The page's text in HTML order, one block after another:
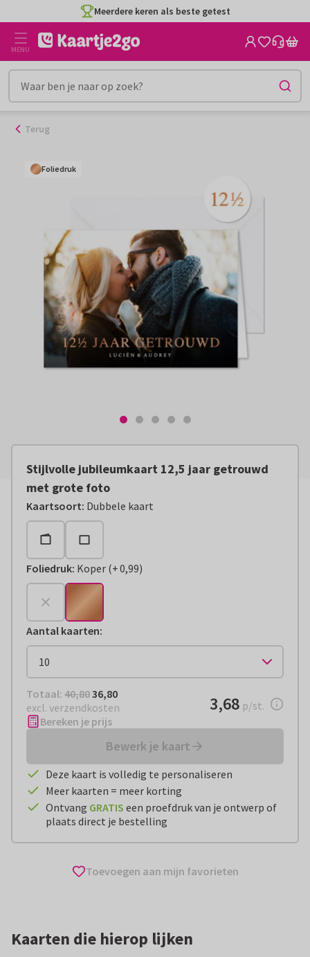
naar
inhoud
Meerdere keren als beste getest
MENU
Terug
Foliedruk
Foliedruk
Foliedruk
Foliedruk
Foliedruk
Stijlvolle jubileumkaart 12,5 jaar getrouwd
met grote foto
Kaartsoort: Dubbele kaart
Foliedruk: Koper (
+€ 0,99
+0,99)
Aantal kaarten:
Totaal: € 36,80
Totaal: 40,8036,80
excl. verzendkosten
€ 3,68per stuk
3,68 p/st.
Bereken je prijs
Bewerk je kaart
Deze kaart is volledig te personaliseren
Meer kaarten = meer korting
Ontvang GRATIS een proefdruk van je ontwerp of
plaats direct je bestelling
Toevoegen aan mijn favorieten
Kaarten die hierop lijken